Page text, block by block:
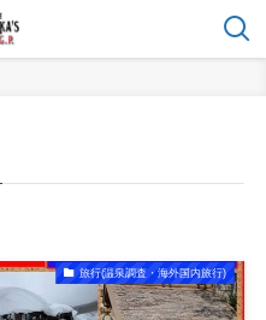
旅行(温泉調査・海外国内旅行)